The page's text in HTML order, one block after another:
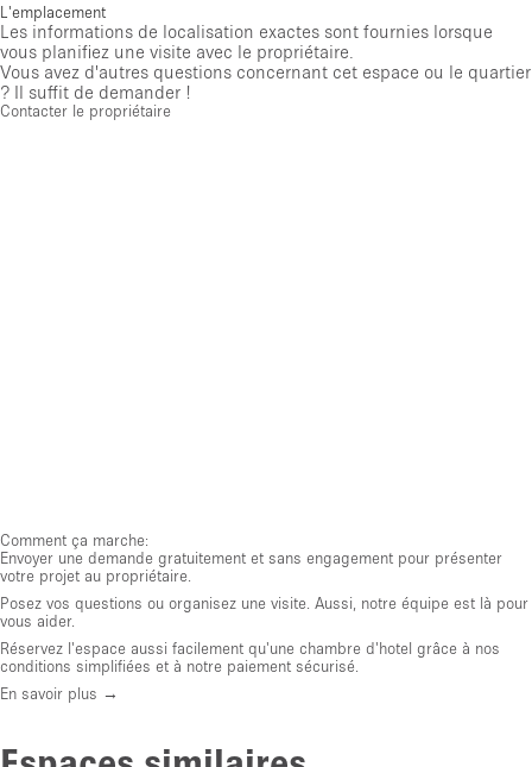
L'emplacement
Les informations de localisation exactes sont fournies lorsque
vous planifiez une visite avec le propriétaire.
Vous avez d'autres questions concernant cet espace ou le quartier
? Il suffit de demander !
Contacter le propriétaire
Comment ça marche:
Envoyer une demande gratuitement et sans engagement pour présenter
votre projet au propriétaire.
Posez vos questions ou organisez une visite. Aussi, notre équipe est là pour
vous aider.
Réservez l'espace aussi facilement qu'une chambre d'hotel grâce à nos
conditions simplifiées et à notre paiement sécurisé.
En savoir plus →